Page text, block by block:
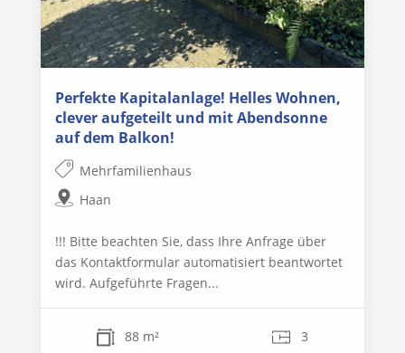
Perfekte Kapitalanlage! Helles Wohnen,
clever aufgeteilt und mit Abendsonne
auf dem Balkon!
Mehrfamilienhaus
Haan
!!! Bitte beachten Sie, dass Ihre Anfrage über
das Kontaktformular automatisiert beantwortet
wird. Aufgeführte Fragen...
88 m² 3